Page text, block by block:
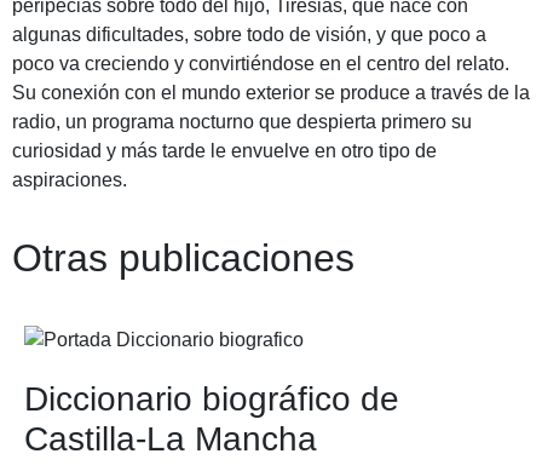
peripecias sobre todo del hijo, Tiresias, que nace con
algunas dificultades, sobre todo de visión, y que poco a
poco va creciendo y convirtiéndose en el centro del relato.
Su conexión con el mundo exterior se produce a través de la
radio, un programa nocturno que despierta primero su
curiosidad y más tarde le envuelve en otro tipo de
aspiraciones.
Otras publicaciones
Diccionario biográfico de
Castilla-La Mancha